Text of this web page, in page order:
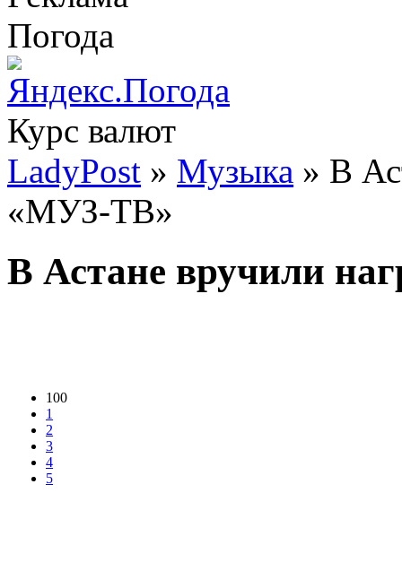
Погода
Курс валют
LadyPost » Музыка » В
«МУЗ-ТВ»
В Астане вручили
100
1
2
3
4
5